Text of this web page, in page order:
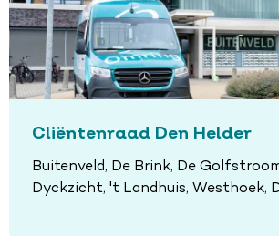
Cliëntenraad Den Helder
Buitenveld, De Brink, De
Dyckzicht, 't Landhuis, Westhoek,